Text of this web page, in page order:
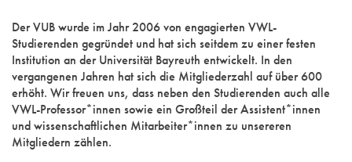
Der VUB wurde im Jahr 2006 von engagierten VWL-
Studierenden gegründet und hat sich seitdem zu einer festen
Institution an der Universität Bayreuth entwickelt. In den
vergangenen Jahren hat sich die Mitgliederzahl auf über 600
erhöht. Wir freuen uns, dass neben den Studierenden auch alle
VWL-Professor*innen sowie ein Großteil der Assistent*innen
und wissenschaftlichen Mitarbeiter*innen zu unsereren
Mitgliedern zählen.